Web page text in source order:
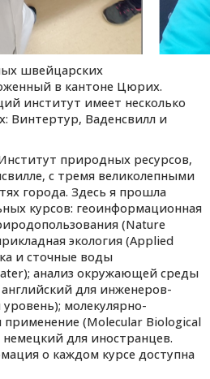
швейцарских
в кантоне Цюрих.
институт имеет несколько
Винтертур, Ваденсвилл и
природных ресурсов,
с тремя великолепными
города. Здесь я прошла
курсов: геоинформационная
(Nature
экология (Applied
и сточные воды
); анализ окружающей среды
для инженеров-
молекулярно-
применение (Molecular Biological
немецкий для иностранцев.
о каждом курсе доступна